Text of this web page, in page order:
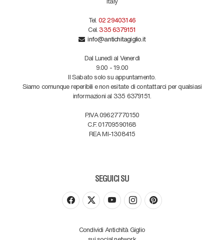
Tel. 02 29403146
Cel. 335 6379151
info@antichitagiglio.it
Dal Lunedì al Venerdì
9.00 - 19.00
Il Sabato solo su appuntamento.
Siamo comunque reperibili e non esitate di contattarci per qualsiasi
informazioni al 335 6379151.
P.IVA 09627770150
C.F. 01709590168
REA MI-1308415
SEGUICI SU
Condividi Antichità Giglio